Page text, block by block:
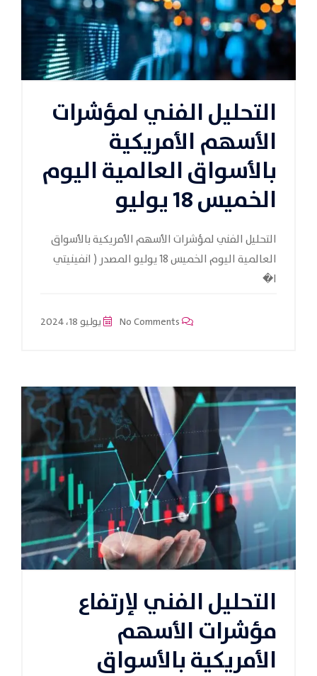
التحليل الفني لمؤشرات
الأسهم الأمريكية
بالأسواق العالمية اليوم
الخميس 18 يوليو
التحليل الفني لمؤشرات الأسهم الأمريكية بالأسواق
العالمية اليوم الخميس 18 يوليو المصدر ( انفينيتي
ا�
يوليو 18، 2024
التحليل الفني لإرتفاع
مؤشرات الأسهم
الأمريكية بالأسواق